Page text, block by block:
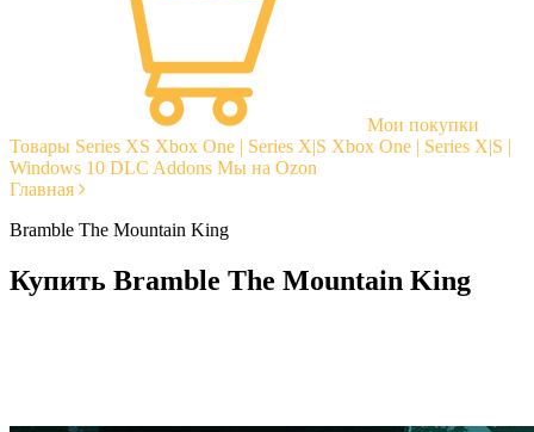
Мои покупки
Товары Series XS Xbox One | Series X|S Xbox One | Series X|S |
Windows 10 DLC Addons Мы на Ozon
Главная
Bramble The Mountain King
Купить Bramble The Mountain King